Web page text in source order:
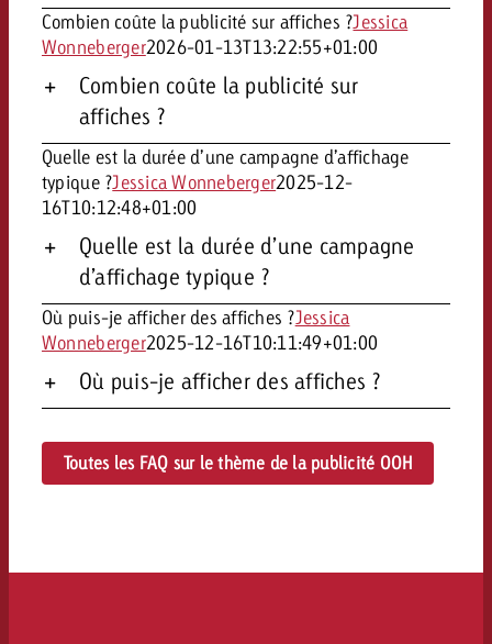
Combien coûte la publicité sur affiches ?Jessica
Wonneberger2026-01-13T13:22:55+01:00
Combien coûte la publicité sur
affiches ?
Quelle est la durée d’une campagne d’affichage
typique ?Jessica Wonneberger2025-12-
16T10:12:48+01:00
Quelle est la durée d’une campagne
d’affichage typique ?
Où puis-je afficher des affiches ?Jessica
Wonneberger2025-12-16T10:11:49+01:00
Où puis-je afficher des affiches ?
Toutes les FAQ sur le thème de la publicité OOH